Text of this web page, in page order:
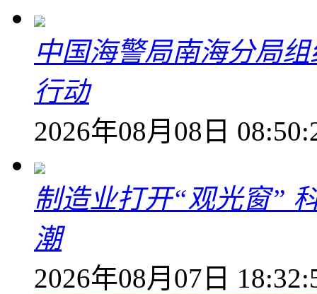
中国海警局南海分局
行动
2026年08月08日
制造业打开“观光窗”
潮
2026年08月07日